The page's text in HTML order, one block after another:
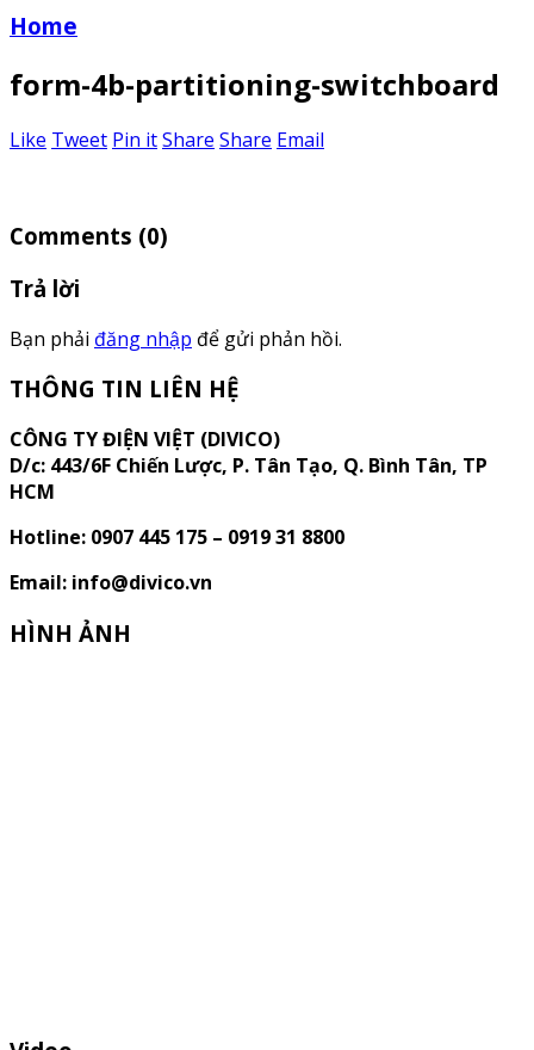
Home
form-4b-partitioning-switchboard
Like Tweet Pin itShare Share Email
Comments (0)
Trả lời
Bạn phải đăng nhập để gửi phản hồi.
THÔNG TIN LIÊN HỆ
CÔNG TY ĐIỆN VIỆT (DIVICO)
D/c: 443/6F Chiến Lược, P. Tân Tạo, Q. Bình Tân, TP
HCM
Hotline: 0907 445 175 – 0919 31 8800
Email: info@divico.vn
HÌNH ẢNH